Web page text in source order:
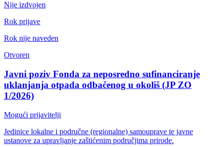
Nije izdvojen
Rok prijave
Rok nije naveden
Otvoren
Javni poziv Fonda za neposredno sufinanciranje
uklanjanja otpada odbačenog u okoliš (JP ZO
1/2026)
Mogući prijavitelji
Jedinice lokalne i područne (regionalne) samouprave te javne
ustanove za upravljanje zaštićenim područjima prirode.